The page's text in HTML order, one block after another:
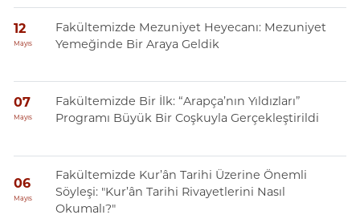
12
Mayıs
Fakültemizde Mezuniyet Heyecanı: Mezuniyet
Yemeğinde Bir Araya Geldik
07
Mayıs
Fakültemizde Bir İlk: “Arapça’nın Yıldızları”
Programı Büyük Bir Coşkuyla Gerçekleştirildi
06
Mayıs
Fakültemizde Kur’ân Tarihi Üzerine Önemli
Söyleşi: "Kur’ân Tarihi Rivayetlerini Nasıl
Okumalı?"